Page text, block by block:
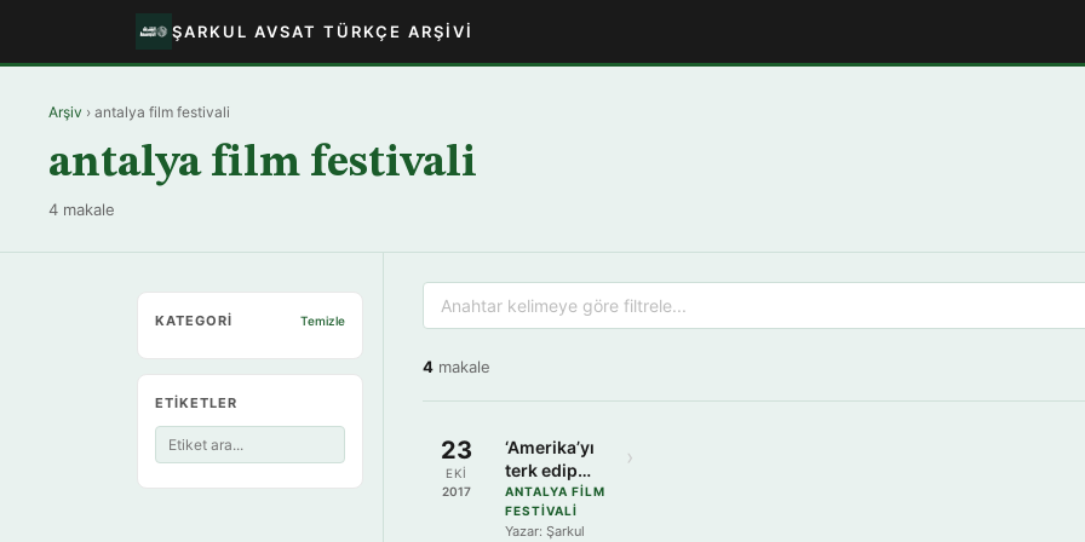
ŞARKUL AVSAT TÜRKÇE ARŞIVI
Arşiv › antalya film festivali
antalya film festivali
4 makale
KATEGORI Temizle
ETIKETLER
4 makale
23
EKI
2017
‘Amerika’yı
terk edip
gözlerimi
açma
ANTALYA FILM
FESTIVALI
Yazar: Şarkul
›